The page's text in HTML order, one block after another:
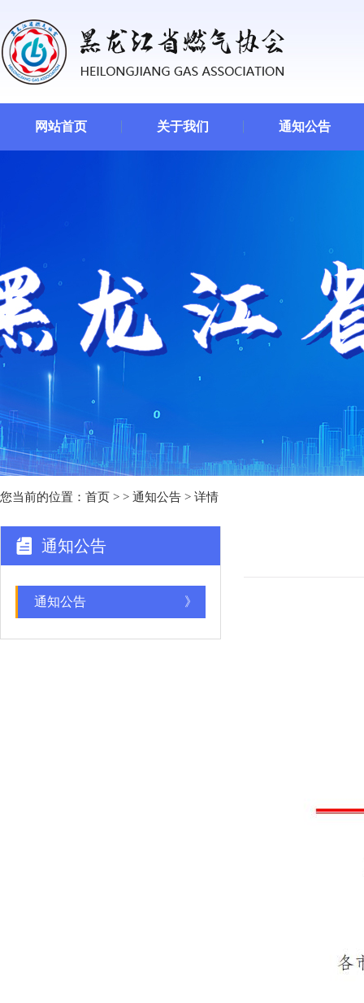
网站首页 关于我们 通知公告
您当前的位置： 首页 > > 通知公告 > 详情
通知公告
通知公告 》